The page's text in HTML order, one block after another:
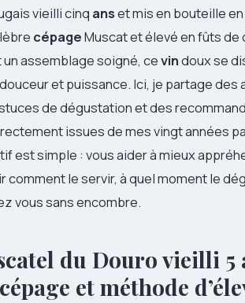
vieilli cinq anset mis en bouteille
cépageMuscat et élevé en fûts de
assemblage soigné, cevindoux se
et puissance. Ici, je partage des
de dégustation et des
issues de mes vingt années
est simple : vous aider à mieux
comment le servir, à quel moment le
vous sans encombre.
du Douro vieilli 5
et méthode